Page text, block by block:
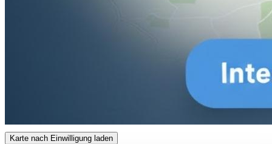
Karte nach Einwilligung laden